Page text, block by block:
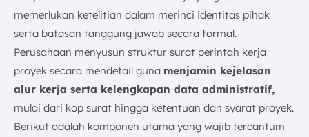
memerlukan ketelitian dalam merinci identitas pihak
serta batasan tanggung jawab secara formal.
Perusahaan menyusun struktur surat perintah kerja
proyek secara mendetail guna menjamin kejelasan
alur kerja serta kelengkapan data administratif,
mulai dari kop surat hingga ketentuan dan syarat proyek.
Berikut adalah komponen utama yang wajib tercantum